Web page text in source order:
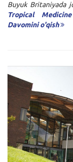
Buyuk Britaniyada
Tropical
Davomini o'qish